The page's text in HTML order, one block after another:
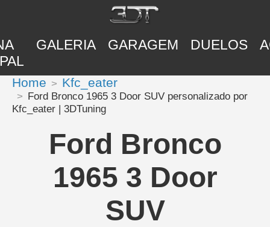
GALERIA GARAGEM DUELOS
Home Kfc_eater
Ford Bronco 1965 3 Door SUV personalizado por
Kfc_eater | 3DTuning
Ford Bronco
1965 3 Door
SUV